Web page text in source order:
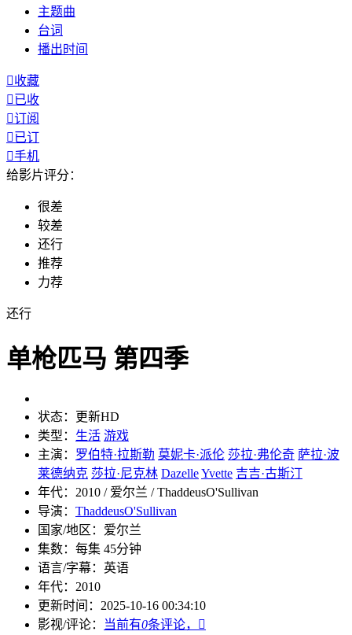
主题曲
台词
播出时间
收藏
已收
订阅
已订
手机
给影片评分：
很差
较差
还行
推荐
力荐
还行
单枪匹马 第四季
状态：
更新HD
类型： 生活 游戏
主演： 罗伯特·拉斯勒 莫妮卡·派伦 莎拉·弗伦奇 萨拉·波
莱德纳克 莎拉·尼克林 DazelleYvette 吉吉·古斯汀
年代： 2010 / 爱尔兰 / ThaddeusO'Sullivan
导演： ThaddeusO'Sullivan
国家/地区： 爱尔兰
集数： 每集 45分钟
语言/字幕： 英语
年代： 2010
更新时间： 2025-10-16 00:34:10
影视/评论：
当前有0条评论，
